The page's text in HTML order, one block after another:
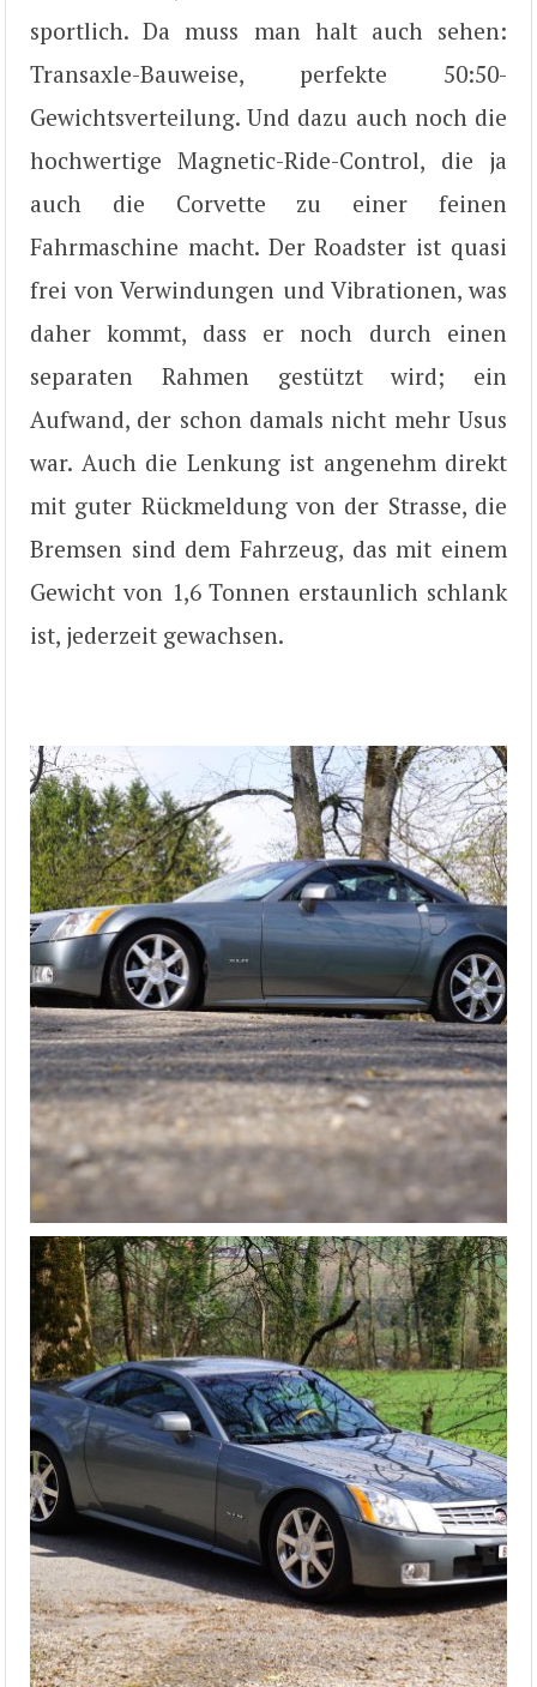
sportlich. Da muss man halt auch sehen:
Transaxle-Bauweise, perfekte 50:50-
Gewichtsverteilung. Und dazu auch noch die
hochwertige Magnetic-Ride-Control, die ja
auch die Corvette zu einer feinen
Fahrmaschine macht. Der Roadster ist quasi
frei von Verwindungen und Vibrationen, was
daher kommt, dass er noch durch einen
separaten Rahmen gestützt wird; ein
Aufwand, der schon damals nicht mehr Usus
war. Auch die Lenkung ist angenehm direkt
mit guter Rückmeldung von der Strasse, die
Bremsen sind dem Fahrzeug, das mit einem
Gewicht von 1,6 Tonnen erstaunlich schlank
ist, jederzeit gewachsen.